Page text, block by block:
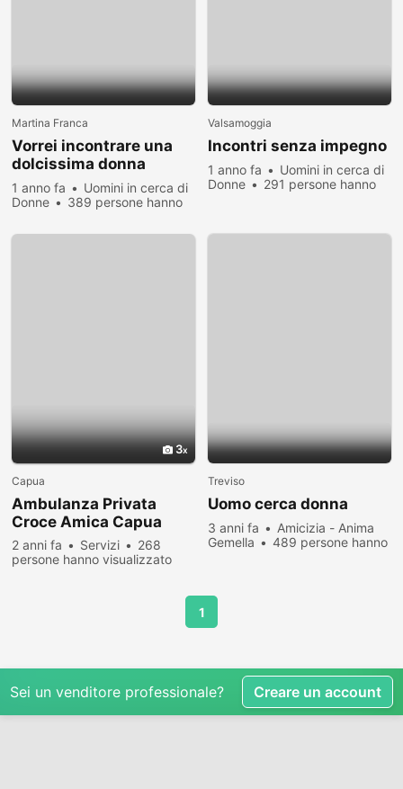
Martina Franca
Vorrei incontrare una
dolcissima donna
Martina Franca e
dintorni
1 anno fa
Uomini in cerca di
Donne
389 persone hanno
Valsamoggia
Incontri senza impegno
1 anno fa
Uomini in cerca di
Donne
291 persone hanno
3
Capua
Ambulanza Privata
Croce Amica Capua
2 anni fa Servizi
268
persone hanno visualizzato
Treviso
Uomo cerca donna
3 anni fa
Amicizia - Anima
Gemella
489 persone hanno
1
Sei un venditore professionale? Creare un account